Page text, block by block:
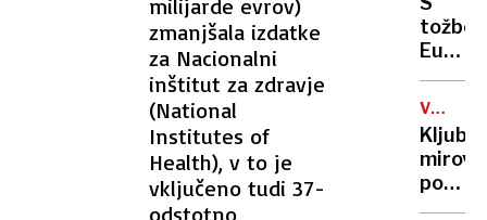
milijarde evrov)
zmanjšala izdatke
za Nacionalni
inštitut za zdravje​
(National
Institutes of
Health), v to je
vključeno tudi 37-
odstotno
drog
je
poceni
in
popoln
za
kosilo
TOŽBO
tožbo
na
EU
VOJNA
V
Kljub
se